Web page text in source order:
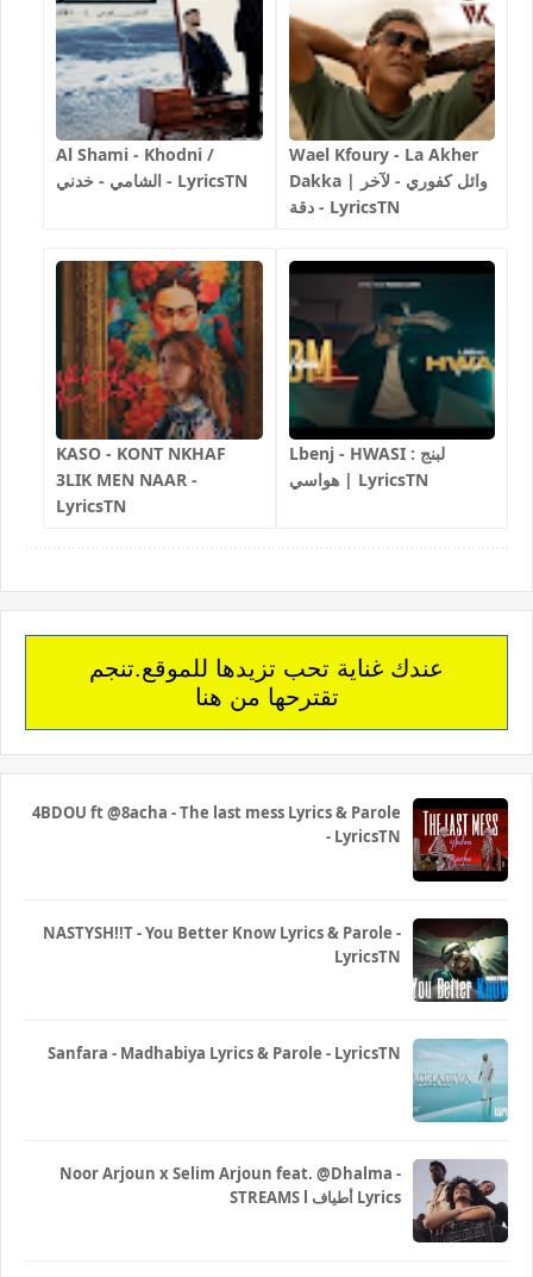
Al Shami - Khodni /
الشامي - خدني - LyricsTN
Wael Kfoury - La Akher
Dakka | وائل كفوري - لآخر
دقة - LyricsTN
KASO - KONT NKHAF
3LIK MEN NAAR -
LyricsTN
Lbenj - HWASI لبنج :
هواسي | LyricsTN
عندك غناية تحب تزيدها للموقع.تنجم
تقترحها من هنا
4BDOU ft ‪@8acha‬ - The last mess Lyrics & Parole
- LyricsTN
NASTYSH!!T - You Better Know Lyrics & Parole -
LyricsTN
Sanfara - Madhabiya Lyrics & Parole - LyricsTN
Noor Arjoun x Selim Arjoun feat. @Dhalma -
STREAMS l أطياف Lyrics